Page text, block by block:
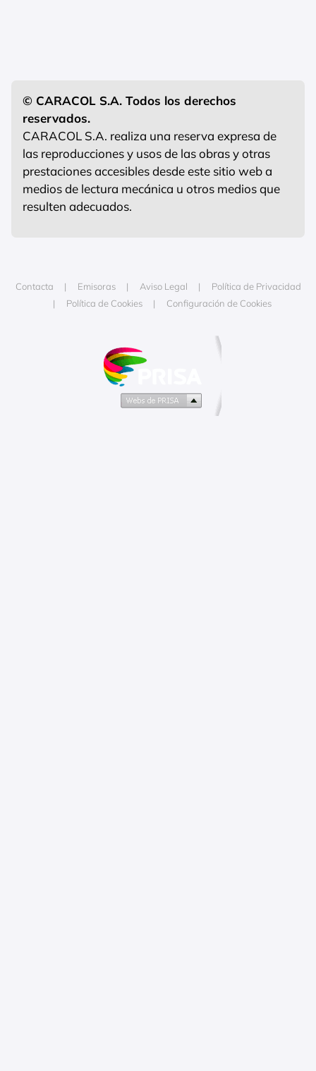
© CARACOL S.A. Todos los derechos
reservados.
CARACOL S.A. realiza una reserva expresa de
las reproducciones y usos de las obras y otras
prestaciones accesibles desde este sitio web a
medios de lectura mecánica u otros medios que
resulten adecuados.
Contacta Emisoras Aviso Legal
Política de Privacidad
Política de Cookies
Configuración de Cookies